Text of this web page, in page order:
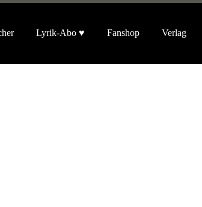
Lyrik-Abo ♥ Fanshop Verlag